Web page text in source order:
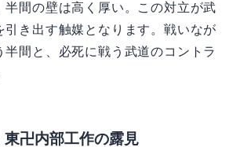
半間の壁は高く厚い。この対立が武
引き出す触媒となります。戦いなが
半間と、必死に戦う武道のコントラ
卍内部工作の露見